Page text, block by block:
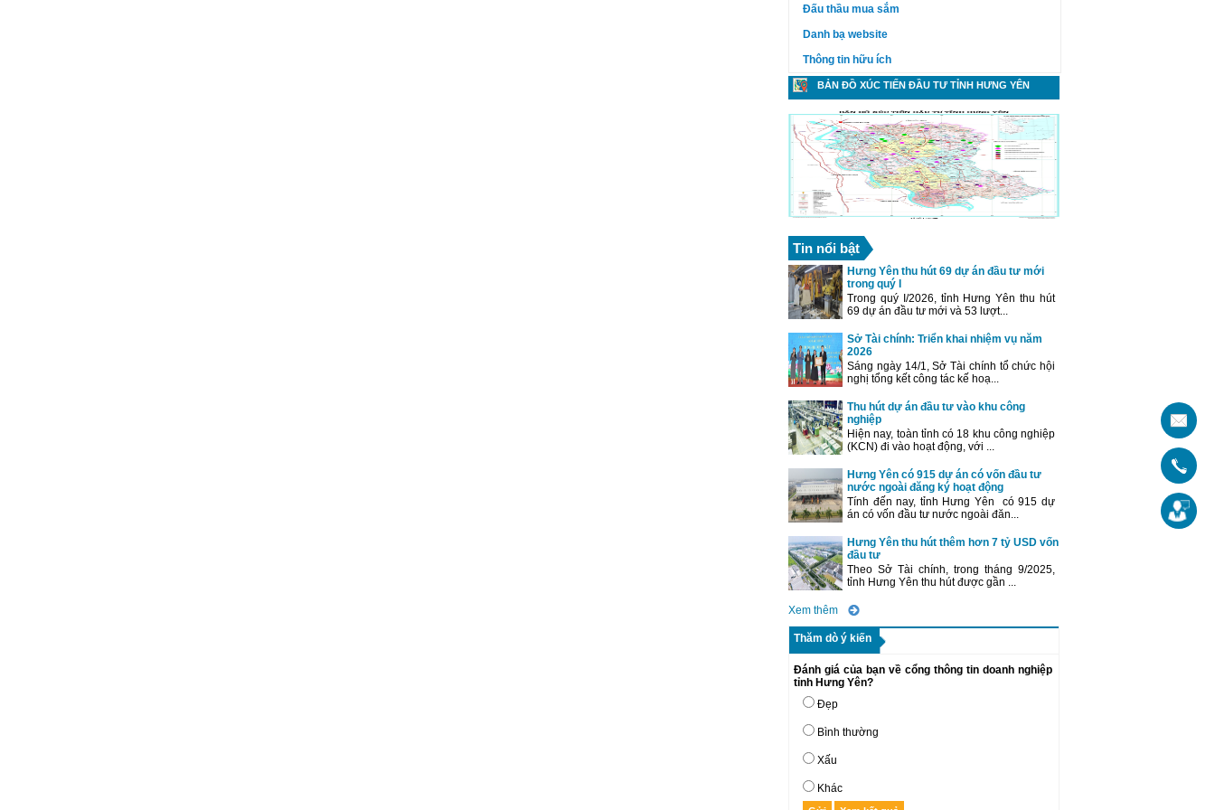
Đấu thầu mua sắm
Danh bạ website
Thông tin hữu ích
BẢN ĐỒ XÚC TIẾN ĐẦU TƯ TỈNH HƯNG YÊN
Tin nổi bật
Hưng Yên thu hút 69 dự án đầu tư mới
trong quý I
Trong quý I/2026, tỉnh Hưng Yên thu hút
69 dự án đầu tư mới và 53 lượt...
Sở Tài chính: Triển khai nhiệm vụ năm
2026
Sáng ngày 14/1, Sở Tài chính tổ chức hội
nghị tổng kết công tác kế hoạ...
Thu hút dự án đầu tư vào khu công
nghiệp
Hiện nay, toàn tỉnh có 18 khu công nghiệp
(KCN) đi vào hoạt động, với ...
Hưng Yên có 915 dự án có vốn đầu tư
nước ngoài đăng ký hoạt động
Tính đến nay, tỉnh Hưng Yên có 915 dự
án có vốn đầu tư nước ngoài đăn...
Hưng Yên thu hút thêm hơn 7 tỷ USD vốn
đầu tư
Theo Sở Tài chính, trong tháng 9/2025,
tỉnh Hưng Yên thu hút được gần ...
Xem thêm
Thăm dò ý kiến
Đánh giá của bạn về cổng thông tin doanh nghiệp
tỉnh Hưng Yên?
Đẹp
Bình thường
Xấu
Khác